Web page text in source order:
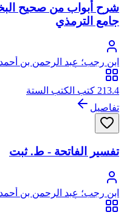
شرح أبواب من صحيح
جامع الترمذي
ابن رجب؛ عبد الرحمن بن
الدمشقي، أبو الفرج، زين الدين
213.4 كتب الكتب الستة
تفاصيل
تفسير الفاتحة - ط. ثبت
ابن رجب؛ عبد الرحمن بن
الدمشقي، أبو الفرج، زين الدين